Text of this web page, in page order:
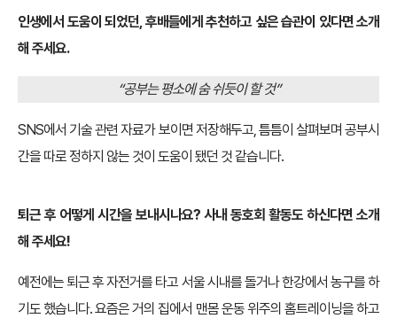
인생에서 도움이 되었던, 후배들에게 추천하고 싶은 습관이 있다면 소개
해 주세요.
“공부는 평소에 숨 쉬듯이 할 것”
SNS에서 기술 관련 자료가 보이면 저장해두고, 틈틈이 살펴보며 공부시
간을 따로 정하지 않는 것이 도움이 됐던 것 같습니다.
퇴근 후 어떻게 시간을 보내시나요? 사내 동호회 활동도 하신다면 소개
해 주세요!
예전에는 퇴근 후 자전거를 타고 서울 시내를 돌거나 한강에서 농구를 하
기도 했습니다. 요즘은 거의 집에서 맨몸 운동 위주의 홈트레이닝을 하고